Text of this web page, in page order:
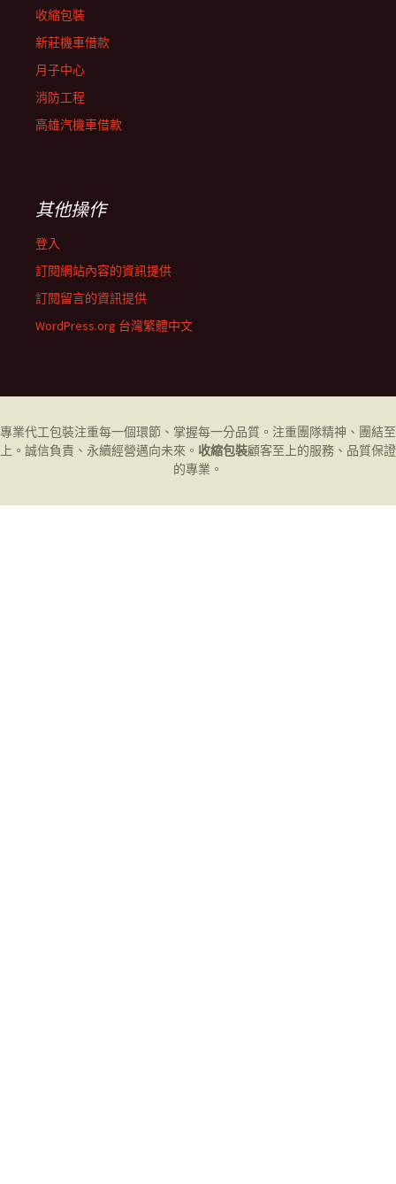
收縮包裝
新莊機車借款
月子中心
消防工程
高雄汽機車借款
其他操作
登入
訂閱網站內容的資訊提供
訂閱留言的資訊提供
WordPress.org 台灣繁體中文
專業代工包裝注重每一個環節、掌握每一分品質。注重團隊精神、團結至
上。誠信負責、永續經營邁向未來。 收縮包裝顧客至上的服務、品質保證
的專業。